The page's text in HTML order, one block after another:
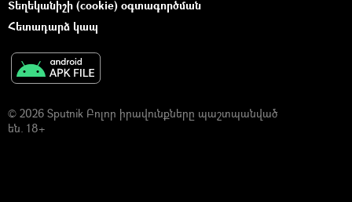
Տեղեկանիշի (cookie) օգտագործման
Հետադարձ կապ
© 2026 Sputnik Բոլոր իրավունքները պաշտպանված
են. 18+